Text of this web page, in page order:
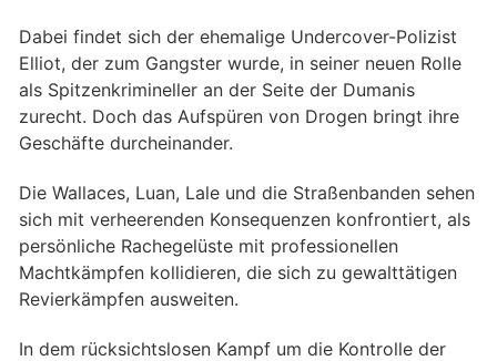
Dabei findet sich der ehemalige Undercover-Polizist
Elliot, der zum Gangster wurde, in seiner neuen Rolle
als Spitzenkrimineller an der Seite der Dumanis
zurecht. Doch das Aufspüren von Drogen bringt ihre
Geschäfte durcheinander.
Die Wallaces, Luan, Lale und die Straßenbanden sehen
sich mit verheerenden Konsequenzen konfrontiert, als
persönliche Rachegelüste mit professionellen
Machtkämpfen kollidieren, die sich zu gewalttätigen
Revierkämpfen ausweiten.
In dem rücksichtslosen Kampf um die Kontrolle der